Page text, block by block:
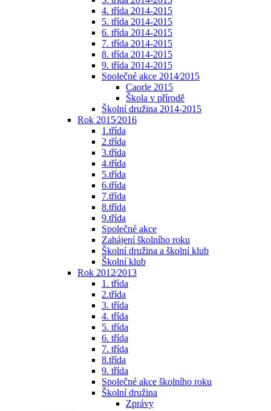
4. třída 2014-2015
5. třída 2014-2015
6. třída 2014-2015
7. třída 2014-2015
8. třída 2014-2015
9. třída 2014-2015
Společné akce 2014⁄2015
Caorle 2015
Škola v přírodě
Školní družina 2014-2015
Rok 2015⁄2016
1.třída
2.třída
3.třída
4.třída
5.třída
6.třída
7.třída
8.třída
9.třída
Společné akce
Zahájení školního roku
Školní družina a školní klub
Školní klub
Rok 2012⁄2013
1. třída
2.třída
3. třída
4. třída
5. třída
6. třída
7. třída
8.třída
9. třída
Společné akce školního roku
Školní družina
Zprávy